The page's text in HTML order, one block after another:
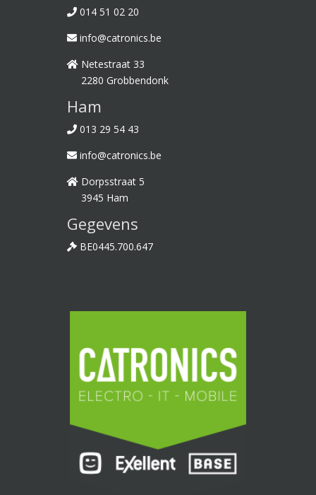
014 51 02 20
info@catronics.be
Netestraat 33
2280 Grobbendonk
Ham
013 29 54 43
info@catronics.be
Dorpsstraat 5
3945 Ham
Gegevens
BE0445.700.647